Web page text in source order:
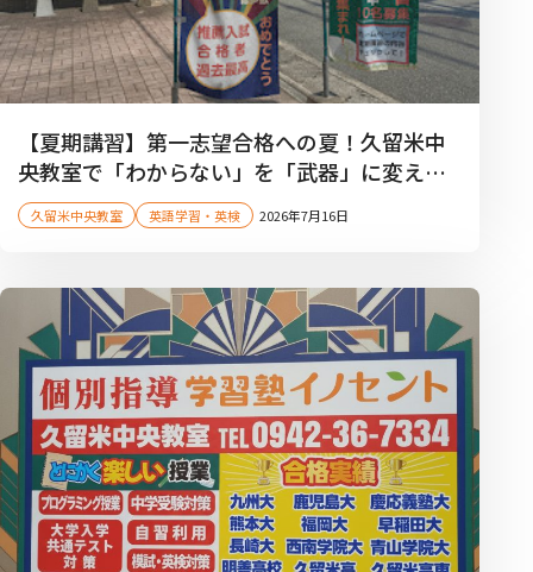
【夏期講習】第一志望合格への夏！久留米中
央教室で「わからない」を「武器」に変えよ
う！【高校生】
久留米中央教室 英語学習・英検 2026年7月16日